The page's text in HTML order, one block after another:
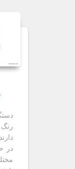
دارند .
در